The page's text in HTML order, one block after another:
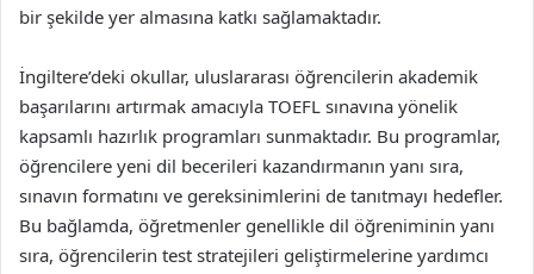
bir şekilde yer almasına katkı sağlamaktadır.
İngiltere’deki okullar, uluslararası öğrencilerin akademik
başarılarını artırmak amacıyla TOEFL sınavına yönelik
kapsamlı hazırlık programları sunmaktadır. Bu programlar,
öğrencilere yeni dil becerileri kazandırmanın yanı sıra,
sınavın formatını ve gereksinimlerini de tanıtmayı hedefler.
Bu bağlamda, öğretmenler genellikle dil öğreniminin yanı
sıra, öğrencilerin test stratejileri geliştirmelerine yardımcı